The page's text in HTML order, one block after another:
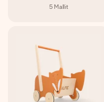
5 Mallit